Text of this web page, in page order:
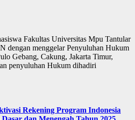
Fakultas Universitas Mpu Tantular
dengan menggelar Penyuluhan Hukum
Gebang, Cakung, Jakarta Timur,
penyuluhan Hukum dihadiri
Rekening Program Indonesia